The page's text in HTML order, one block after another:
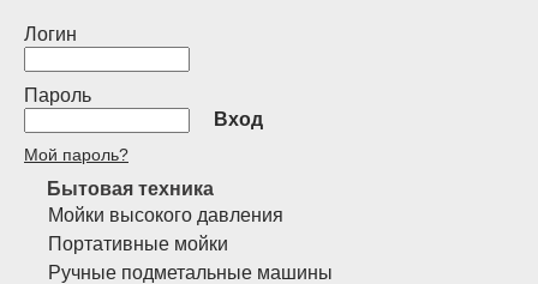
Логин
Пароль
Вход
Мой пароль?
Бытовая техника
Мойки высокого давления
Портативные мойки
Ручные подметальные машины